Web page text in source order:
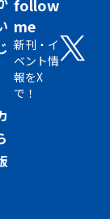
follow
me
新刊・イ
ベント情
報をX
で！